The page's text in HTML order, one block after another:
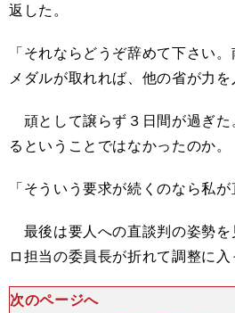
返した。
「それならどうぞ辞めて下さい
メダルが取れれば、他の省が力を
頑として譲らず３日間が過ぎた
るということではなかったのか。
「そういう要求が続くのなら私が
最後は要人への直談判の姿勢を
ロ担当の委員長が折れて調整に入
次のページへ